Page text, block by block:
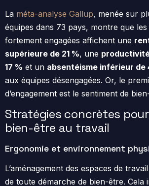
La méta-analyse Gallup, menée sur
équipes dans 73 pays, montre que les
fortement engagées affichent une
supérieure de 21 %, une
17 % et un absentéisme inférieur de
aux équipes désengagées. Or, le
d’engagement est le sentiment de
Stratégies concrètes
bien-être au travail
Ergonomie et environnement
L’aménagement des espaces de
de toute démarche de bien-être. Cela